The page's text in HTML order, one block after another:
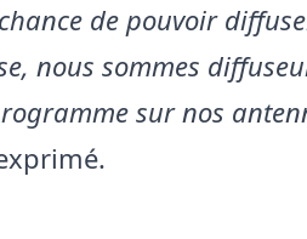
de pouvoir
nous sommes
sur nos